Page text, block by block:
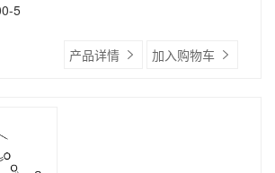
5
产品详情 加入购物车